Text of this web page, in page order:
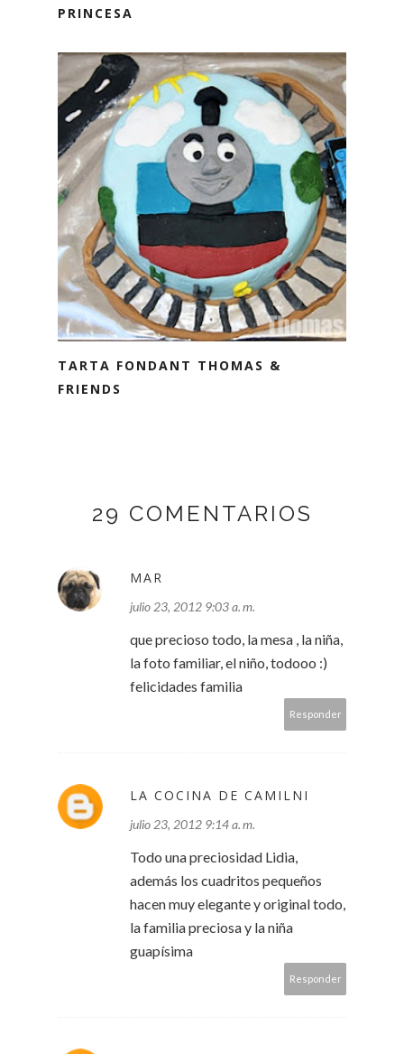
PRINCESA
TARTA FONDANT THOMAS &
FRIENDS
29 COMENTARIOS
MAR
julio 23, 2012 9:03 a. m.
que precioso todo, la mesa , la niña,
la foto familiar, el niño, todooo :)
felicidades familia
Responder
LA COCINA DE CAMILNI
julio 23, 2012 9:14 a. m.
Todo una preciosidad Lidia,
además los cuadritos pequeños
hacen muy elegante y original todo,
la familia preciosa y la niña
guapísima
Responder